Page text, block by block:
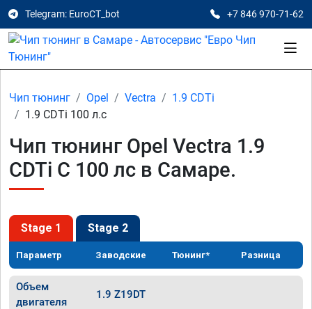
Telegram: EuroCT_bot +7 846 970-71-62
Чип тюнинг Opel Vectra
1.9 CDTi
1.9 CDTi 100 л.с
Чип тюнинг Opel Vectra 1.9
CDTi C 100 лс в Самаре.
Stage 1 Stage 2
Параметр Заводские Тюнинг* Разница
Объем
двигателя
1.9 Z19DT